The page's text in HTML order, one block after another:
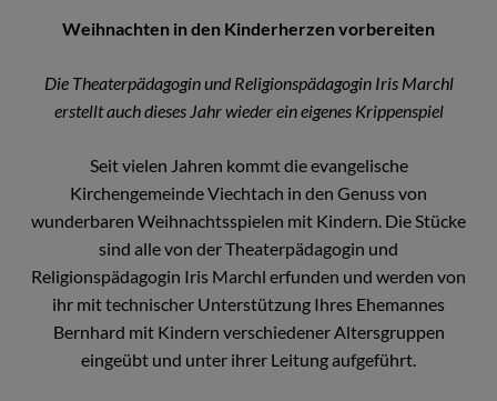
Weihnachten in den Kinderherzen vorbereiten
Die Theaterpädagogin und Religionspädagogin Iris Marchl
erstellt auch dieses Jahr wieder ein eigenes Krippenspiel
Seit vielen Jahren kommt die evangelische
Kirchengemeinde Viechtach in den Genuss von
wunderbaren Weihnachtsspielen mit Kindern. Die Stücke
sind alle von der Theaterpädagogin und
Religionspädagogin Iris Marchl erfunden und werden von
ihr mit technischer Unterstützung Ihres Ehemannes
Bernhard mit Kindern verschiedener Altersgruppen
eingeübt und unter ihrer Leitung aufgeführt.